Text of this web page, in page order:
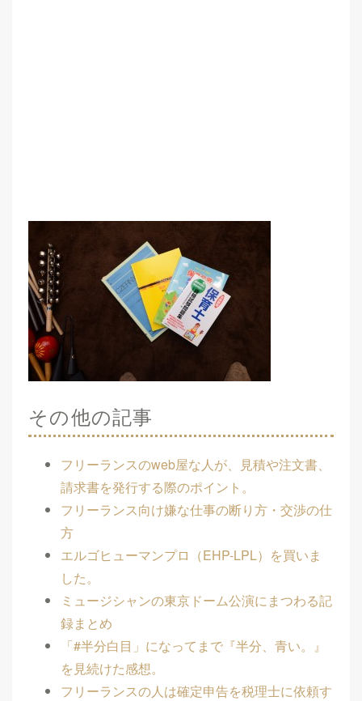
その他の記事
フリーランスのweb屋な人が、見積や注文書、
請求書を発行する際のポイント。
フリーランス向け嫌な仕事の断り方・交渉の仕
方
エルゴヒューマンプロ（EHP-LPL）を買いま
した。
ミュージシャンの東京ドーム公演にまつわる記
録まとめ
「#半分白目」になってまで『半分、青い。』
を見続けた感想。
フリーランスの人は確定申告を税理士に依頼す